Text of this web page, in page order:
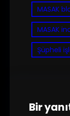
MASAK
MASAK
Şüpheli
Bir